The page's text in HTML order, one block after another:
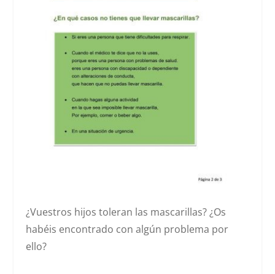
¿Vuestros hijos toleran las mascarillas? ¿Os
habéis encontrado con algún problema por
ello?